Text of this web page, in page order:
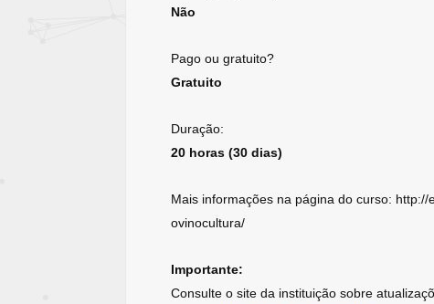
Não
Pago ou gratuito?
Gratuito
Duração:
20 horas (30 dias)
Mais informações na página do curso:
ovinocultura/
Importante:
Consulte o site da instituição sobre